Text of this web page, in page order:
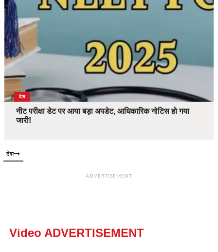
देश
नीट परीक्षा डेट पर आया बड़ा अपडेट, आधिकारिक नोटिस हो गया
जारी!
देश
ADVERTISEMENT
Video ADVERTISEMENT